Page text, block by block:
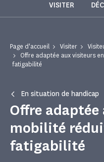
VISITER
Page d'accueil Visiter
Offre adaptée aux visiteurs
fatigabilité
En situation de handicap
Offre
mobilité
fatigabilité